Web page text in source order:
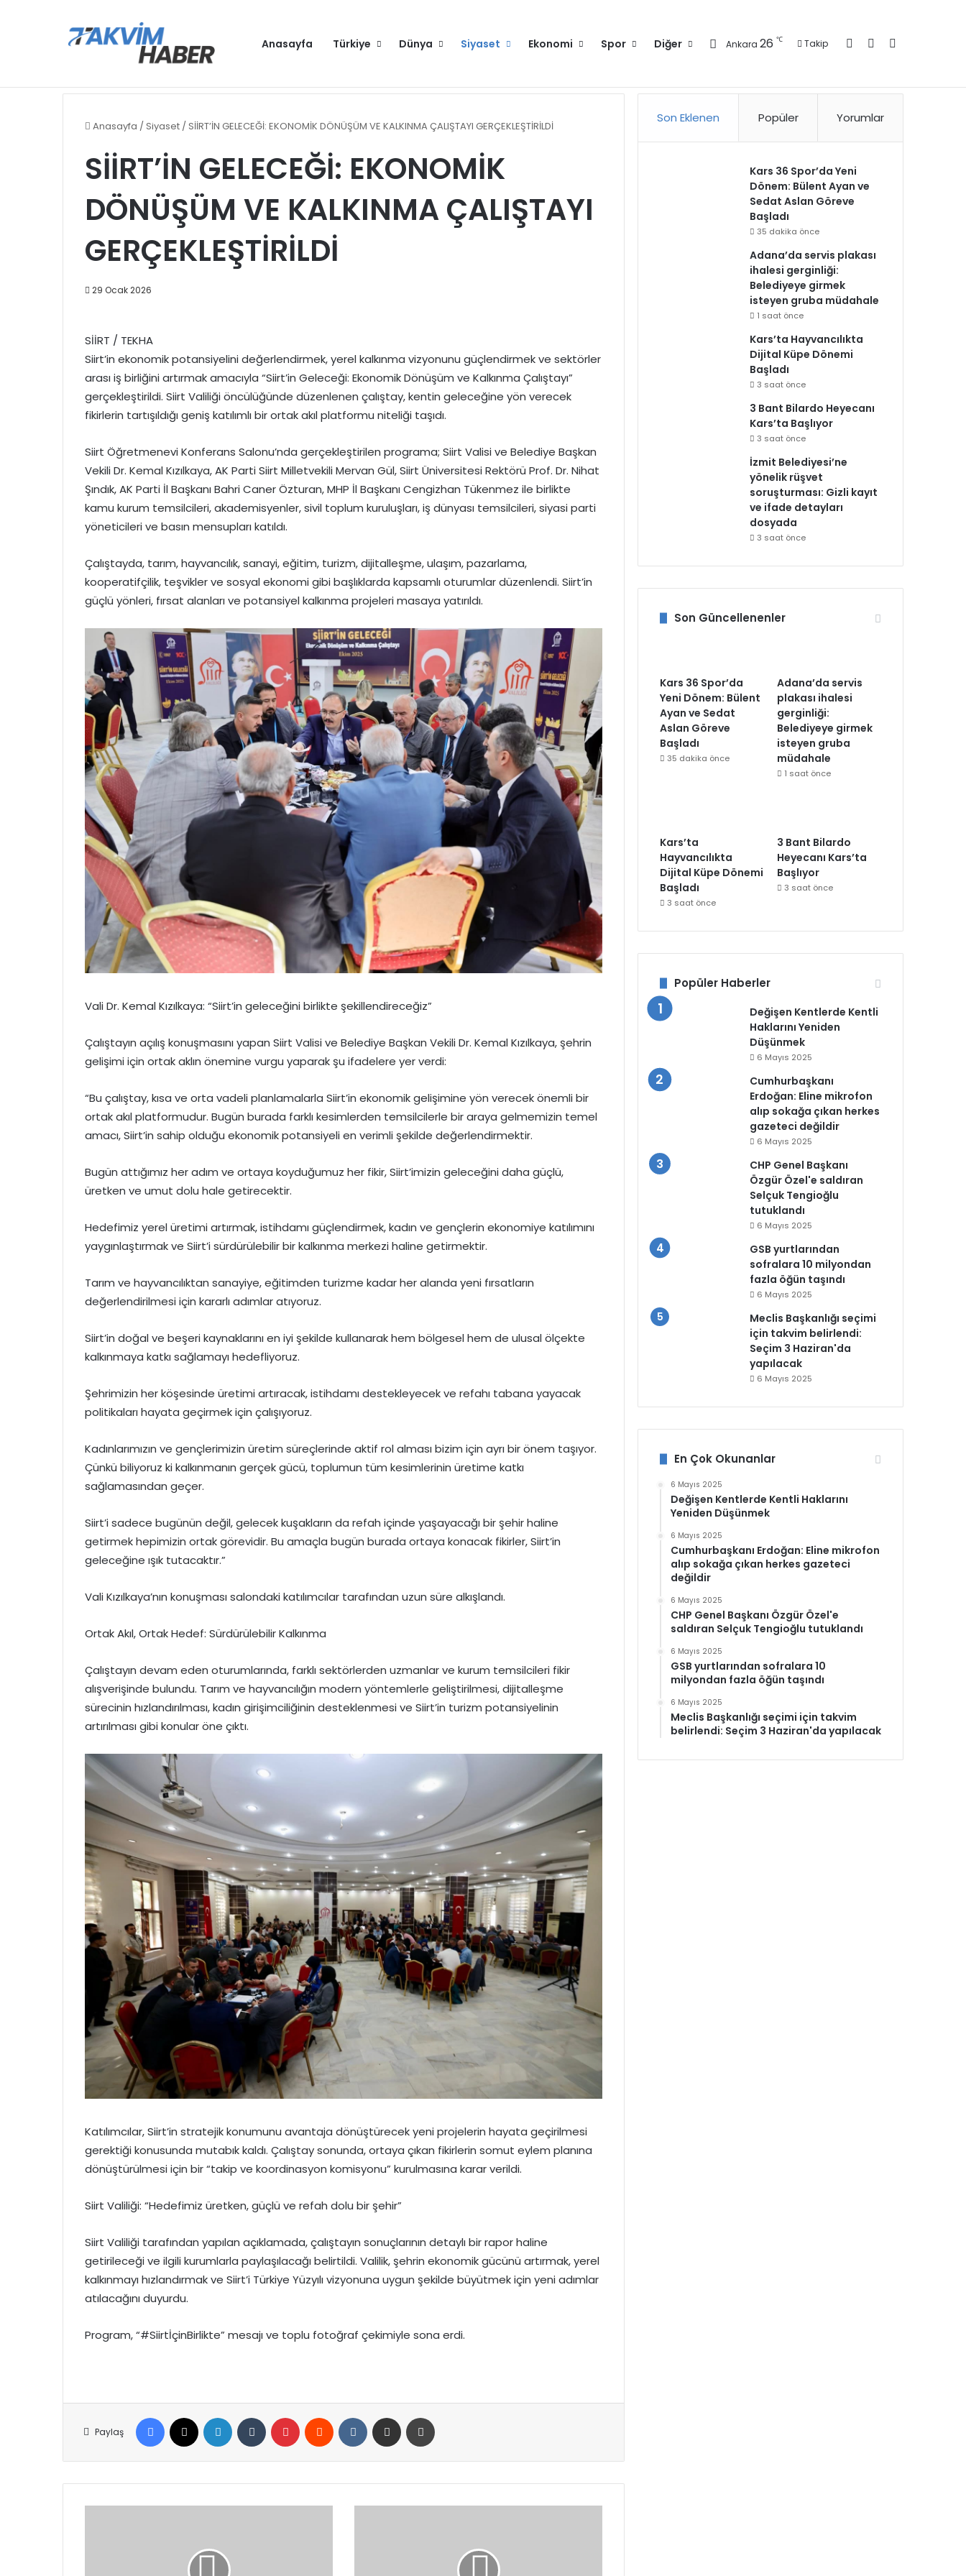
Anasayfa Türkiye Dünya Siyaset Ekonomi Spor Diğer Ankara 26 ℃ Takip Kayıt OlKenar Bölmesi
Cumhurbaşkanı Erdoğan, Bahçeli ile bir araya gelecek
Anasayfa /Siyaset /SİİRT’İN GELECEĞİ: EKONOMİK DÖNÜŞÜM VE KALKINMA ÇALIŞTAYI GERÇEKLEŞTİRİLDİ
SİİRT’İN GELECEĞİ: EKONOMİK
DÖNÜŞÜM VE KALKINMA ÇALIŞTAYI
GERÇEKLEŞTİRİLDİ
29 Ocak 2026
SİİRT / TEKHA
Siirt’in ekonomik potansiyelini değerlendirmek, yerel kalkınma vizyonunu güçlendirmek ve sektörler
arası iş birliğini artırmak amacıyla “Siirt’in Geleceği: Ekonomik Dönüşüm ve Kalkınma Çalıştayı”
gerçekleştirildi. Siirt Valiliği öncülüğünde düzenlenen çalıştay, kentin geleceğine yön verecek
fikirlerin tartışıldığı geniş katılımlı bir ortak akıl platformu niteliği taşıdı.
Siirt Öğretmenevi Konferans Salonu’nda gerçekleştirilen programa; Siirt Valisi ve Belediye Başkan
Vekili Dr. Kemal Kızılkaya, AK Parti Siirt Milletvekili Mervan Gül, Siirt Üniversitesi Rektörü Prof. Dr. Nihat
Şındık, AK Parti İl Başkanı Bahri Caner Özturan, MHP İl Başkanı Cengizhan Tükenmez ile birlikte
kamu kurum temsilcileri, akademisyenler, sivil toplum kuruluşları, iş dünyası temsilcileri, siyasi parti
yöneticileri ve basın mensupları katıldı.
Çalıştayda, tarım, hayvancılık, sanayi, eğitim, turizm, dijitalleşme, ulaşım, pazarlama,
kooperatifçilik, teşvikler ve sosyal ekonomi gibi başlıklarda kapsamlı oturumlar düzenlendi. Siirt’in
güçlü yönleri, fırsat alanları ve potansiyel kalkınma projeleri masaya yatırıldı.
Vali Dr. Kemal Kızılkaya: “Siirt’in geleceğini birlikte şekillendireceğiz”
Çalıştayın açılış konuşmasını yapan Siirt Valisi ve Belediye Başkan Vekili Dr. Kemal Kızılkaya, şehrin
gelişimi için ortak aklın önemine vurgu yaparak şu ifadelere yer verdi:
“Bu çalıştay, kısa ve orta vadeli planlamalarla Siirt’in ekonomik gelişimine yön verecek önemli bir
ortak akıl platformudur. Bugün burada farklı kesimlerden temsilcilerle bir araya gelmemizin temel
amacı, Siirt’in sahip olduğu ekonomik potansiyeli en verimli şekilde değerlendirmektir.
Bugün attığımız her adım ve ortaya koyduğumuz her fikir, Siirt’imizin geleceğini daha güçlü,
üretken ve umut dolu hale getirecektir.
Hedefimiz yerel üretimi artırmak, istihdamı güçlendirmek, kadın ve gençlerin ekonomiye katılımını
yaygınlaştırmak ve Siirt’i sürdürülebilir bir kalkınma merkezi haline getirmektir.
Tarım ve hayvancılıktan sanayiye, eğitimden turizme kadar her alanda yeni fırsatların
değerlendirilmesi için kararlı adımlar atıyoruz.
Siirt’in doğal ve beşeri kaynaklarını en iyi şekilde kullanarak hem bölgesel hem de ulusal ölçekte
kalkınmaya katkı sağlamayı hedefliyoruz.
Şehrimizin her köşesinde üretimi artıracak, istihdamı destekleyecek ve refahı tabana yayacak
politikaları hayata geçirmek için çalışıyoruz.
Kadınlarımızın ve gençlerimizin üretim süreçlerinde aktif rol alması bizim için ayrı bir önem taşıyor.
Çünkü biliyoruz ki kalkınmanın gerçek gücü, toplumun tüm kesimlerinin üretime katkı
sağlamasından geçer.
Siirt’i sadece bugünün değil, gelecek kuşakların da refah içinde yaşayacağı bir şehir haline
getirmek hepimizin ortak görevidir. Bu amaçla bugün burada ortaya konacak fikirler, Siirt’in
geleceğine ışık tutacaktır.”
Vali Kızılkaya’nın konuşması salondaki katılımcılar tarafından uzun süre alkışlandı.
Ortak Akıl, Ortak Hedef: Sürdürülebilir Kalkınma
Çalıştayın devam eden oturumlarında, farklı sektörlerden uzmanlar ve kurum temsilcileri fikir
alışverişinde bulundu. Tarım ve hayvancılığın modern yöntemlerle geliştirilmesi, dijitalleşme
sürecinin hızlandırılması, kadın girişimciliğinin desteklenmesi ve Siirt’in turizm potansiyelinin
artırılması gibi konular öne çıktı.
Katılımcılar, Siirt’in stratejik konumunu avantaja dönüştürecek yeni projelerin hayata geçirilmesi
gerektiği konusunda mutabık kaldı. Çalıştay sonunda, ortaya çıkan fikirlerin somut eylem planına
dönüştürülmesi için bir “takip ve koordinasyon komisyonu” kurulmasına karar verildi.
Siirt Valiliği: “Hedefimiz üretken, güçlü ve refah dolu bir şehir”
Siirt Valiliği tarafından yapılan açıklamada, çalıştayın sonuçlarının detaylı bir rapor haline
getirileceği ve ilgili kurumlarla paylaşılacağı belirtildi. Valilik, şehrin ekonomik gücünü artırmak, yerel
kalkınmayı hızlandırmak ve Siirt’i Türkiye Yüzyılı vizyonuna uygun şekilde büyütmek için yeni adımlar
atılacağını duyurdu.
Program, “#SiirtİçinBirlikte” mesajı ve toplu fotoğraf çekimiyle sona erdi.
Paylaş
Facebook LinkedIn Tumblr Pinterest Reddit VKontakteE-Posta ile paylaş
Son Eklenen Popüler Yorumlar
Kars 36 Spor’da Yeni
Dönem: Bülent Ayan ve
Sedat Aslan Göreve
Başladı
35 dakika önce
Adana’da servis plakası
ihalesi gerginliği:
Belediyeye girmek
isteyen gruba müdahale
1 saat önce
Kars’ta Hayvancılıkta
Dijital Küpe Dönemi
Başladı
3 saat önce
3 Bant Bilardo Heyecanı
Kars’ta Başlıyor
3 saat önce
İzmit Belediyesi’ne
yönelik rüşvet
soruşturması: Gizli kayıt
ve ifade detayları
dosyada
3 saat önce
Son Güncellenenler
Kars 36 Spor’da
Yeni Dönem: Bülent
Ayan ve Sedat
Aslan Göreve
Başladı
35 dakika önce
Adana’da servis
plakası ihalesi
gerginliği:
Belediyeye girmek
isteyen gruba
müdahale
1 saat önce
Kars’ta
Hayvancılıkta
Dijital Küpe Dönemi
Başladı
3 saat önce
3 Bant Bilardo
Heyecanı Kars’ta
Başlıyor
3 saat önce
Popüler Haberler
Değişen Kentlerde Kentli
Haklarını Yeniden
Düşünmek
6 Mayıs 2025
Cumhurbaşkanı
Erdoğan: Eline mikrofon
alıp sokağa çıkan herkes
gazeteci değildir
6 Mayıs 2025
CHP Genel Başkanı
Özgür Özel'e saldıran
Selçuk Tengioğlu
tutuklandı
6 Mayıs 2025
GSB yurtlarından
sofralara 10 milyondan
fazla öğün taşındı
6 Mayıs 2025
Meclis Başkanlığı seçimi
için takvim belirlendi:
Seçim 3 Haziran'da
yapılacak
6 Mayıs 2025
En Çok Okunanlar
6 Mayıs 2025
Değişen Kentlerde Kentli Haklarını
Yeniden Düşünmek
6 Mayıs 2025
Cumhurbaşkanı Erdoğan: Eline mikrofon
alıp sokağa çıkan herkes gazeteci
değildir
6 Mayıs 2025
CHP Genel Başkanı Özgür Özel'e
saldıran Selçuk Tengioğlu tutuklandı
6 Mayıs 2025
GSB yurtlarından sofralara 10
milyondan fazla öğün taşındı
6 Mayıs 2025
Meclis Başkanlığı seçimi için takvim
belirlendi: Seçim 3 Haziran'da yapılacak